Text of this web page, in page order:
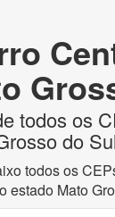
todos os
do
todos os
estado Mato